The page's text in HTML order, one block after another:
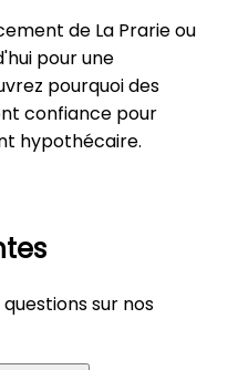
de La Prarie ou
pour une
pourquoi des
confiance pour
hypothécaire.
sur nos